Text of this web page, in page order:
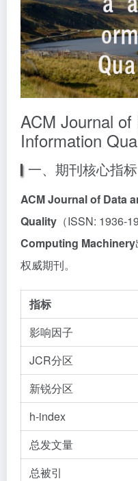
ACM Journal of
Information
一、期刊核心指标
ACM Journal of Data
Quality （ISSN: 1936-
Computing Machinery
权威期刊。
指标
影响因子
JCR分区
新锐分区
h-index
总发文量
总被引